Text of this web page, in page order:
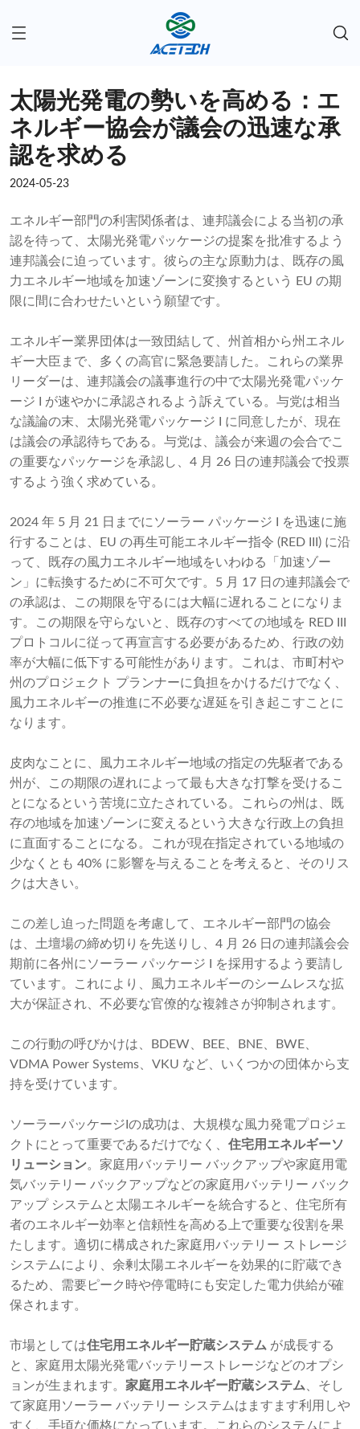
太陽光発電の勢いを高める：エ
ネルギー協会が議会の迅速な承
認を求める
2024-05-23
エネルギー部門の利害関係者は、連邦議会による当初の承
認を待って、太陽光発電パッケージの提案を批准するよう
連邦議会に迫っています。彼らの主な原動力は、既存の風
力エネルギー地域を加速ゾーンに変換するという EU の期
限に間に合わせたいという願望です。
エネルギー業界団体は一致団結して、州首相から州エネル
ギー大臣まで、多くの高官に緊急要請した。これらの業界
リーダーは、連邦議会の議事進行の中で太陽光発電パッケ
ージ I が速やかに承認されるよう訴えている。与党は相当
な議論の末、太陽光発電パッケージ I に同意したが、現在
は議会の承認待ちである。与党は、議会が来週の会合でこ
の重要なパッケージを承認し、4 月 26 日の連邦議会で投票
するよう強く求めている。
2024 年 5 月 21 日までにソーラー パッケージ I を迅速に施
行することは、EU の再生可能エネルギー指令 (RED III) に沿
って、既存の風力エネルギー地域をいわゆる「加速ゾー
ン」に転換するために不可欠です。5 月 17 日の連邦議会で
の承認は、この期限を守るには大幅に遅れることになりま
す。この期限を守らないと、既存のすべての地域を RED III
プロトコルに従って再宣言する必要があるため、行政の効
率が大幅に低下する可能性があります。これは、市町村や
州のプロジェクト プランナーに負担をかけるだけでなく、
風力エネルギーの推進に不必要な遅延を引き起こすことに
なります。
皮肉なことに、風力エネルギー地域の指定の先駆者である
州が、この期限の遅れによって最も大きな打撃を受けるこ
とになるという苦境に立たされている。これらの州は、既
存の地域を加速ゾーンに変えるという大きな行政上の負担
に直面することになる。これが現在指定されている地域の
少なくとも 40% に影響を与えることを考えると、そのリス
クは大きい。
この差し迫った問題を考慮して、エネルギー部門の協会
は、土壇場の締め切りを先送りし、4 月 26 日の連邦議会会
期前に各州にソーラー パッケージ I を採用するよう要請し
ています。これにより、風力エネルギーのシームレスな拡
大が保証され、不必要な官僚的な複雑さが抑制されます。
この行動の呼びかけは、BDEW、BEE、BNE、BWE、
VDMA Power Systems、VKU など、いくつかの団体から支
持を受けています。
ソーラーパッケージIの成功は、大規模な風力発電プロジェ
クトにとって重要であるだけでなく、 住宅用エネルギーソ
リューション。家庭用バッテリー バックアップや家庭用電
気バッテリー バックアップなどの家庭用バッテリー バック
アップ システムと太陽エネルギーを統合すると、住宅所有
者のエネルギー効率と信頼性を高める上で重要な役割を果
たします。適切に構成された家庭用バッテリー ストレージ
システムにより、余剰太陽エネルギーを効果的に貯蔵でき
るため、需要ピーク時や停電時にも安定した電力供給が確
保されます。
市場としては住宅用エネルギー貯蔵システム が成長する
と、家庭用太陽光発電バッテリーストレージなどのオプシ
ョンが生まれます。 家庭用エネルギー貯蔵システム 、そし
て家庭用ソーラー バッテリー システムはますます利用しや
すく、手頃な価格になっています。これらのシステムによ